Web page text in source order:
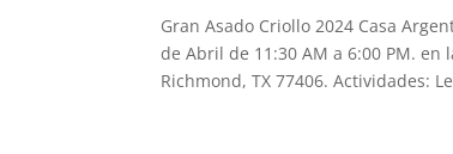
Gran Asado Criollo 2024 Casa
de Abril de 11:30 AM a 6:00 PM. en
Richmond, TX 77406. Actividades: